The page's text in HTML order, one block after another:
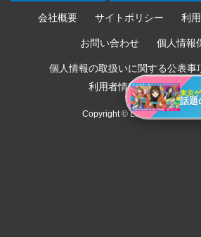
会社概要 サイトポリシー 利
お問い合わせ 個人情報
個人情報の取扱いに関する公表事
利用者情報の外部送信に
Copyright © Lawson
東京
話題